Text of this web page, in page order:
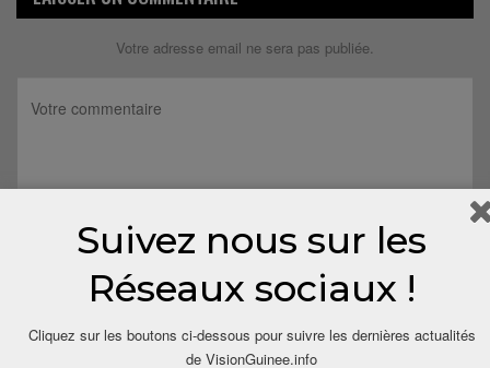
Votre adresse email ne sera pas publiée.
Suivez nous sur les
Réseaux sociaux !
Cliquez sur les boutons ci-dessous pour suivre les dernières actualités
de VisionGuinee.info